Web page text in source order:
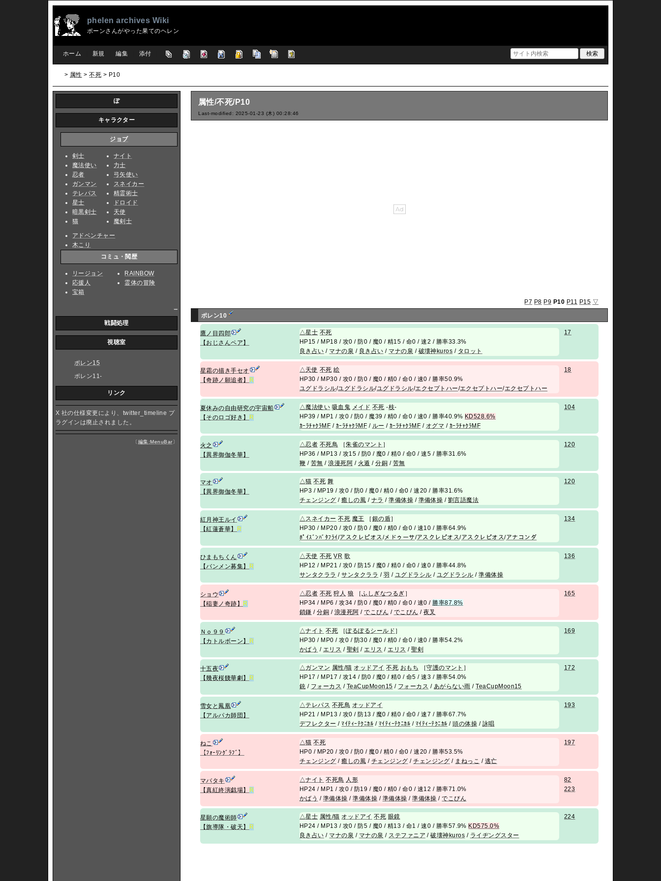
phelen archives Wiki
ポーンさんがやった果てのヘレン
ホーム 新規 編集 添付
> 属性 >不死 > P10
属性/不死/P10
Last-modified: 2025-01-23 (木) 00:28:46
P7 P8 P9 P10 P11 P15 ▽
ポレン10
鷹ノ目四郎
【おじさんペア】
△星士 不死
HP15 / MP18 / 攻0 / 防0 / 魔0 / 精15 / 命0 / 速2 / 勝率33.3%
良き占い / マナの泉 / 良き占い / マナの泉 / 破壊神kuros / タロット
17
星霜の描き手セオ
【奇跡ノ願追者】
R
△天使 不死 絵
HP30 / MP30 / 攻0 / 防0 / 魔0 / 精0 / 命0 / 速0 / 勝率50.9%
ユグドラシル/ユグドラシル/ユグドラシル/エクセプトハー/エクセプトハー/エクセプトハー
18
夏休みの自由研究の宇宙船
【そのロゴ好き】 R
△魔法使い 吸血鬼 メイド 不死 -枝-
HP39 / MP1 / 攻0 / 防0 / 魔39 / 精0 / 命0 / 速0 / 勝率40.9% KD528.6%
ｶｰﾗﾁｬｸﾗMF / ｶｰﾗﾁｬｸﾗMF / ルー / ｶｰﾗﾁｬｸﾗMF / オグマ / ｶｰﾗﾁｬｸﾗMF
104
火之
【異界御伽冬華】
△忍者 不死鳥 ［朱雀のマント ］
HP36 / MP13 / 攻15 / 防0 / 魔0 / 精0 / 命0 / 速5 / 勝率31.6%
鞭 / 苦無 /浪漫死阿 / 火遁 /分銅 / 苦無
120
マオ
【異界御伽冬華】
△猫 不死 舞
HP3 / MP19 / 攻0 / 防0 / 魔0 / 精0 / 命0 / 速20 / 勝率31.6%
チェンジング /癒しの風 / ナラ /準備体操 / 準備体操 / 劉言語魔法
120
紅月神王ルイ
【紅蓮蒼華】
R
△スネイカー 不死 魔王 ［ 銀の盾］
HP30 / MP20 / 攻0 / 防0 / 魔0 / 精0 / 命0 / 速10 / 勝率64.9%
ﾎﾟｲｽﾞﾝﾊﾞﾀﾌﾗｲ/アスクレピオス/メドゥーサ/アスクレピオス/アスクレピオス/アナコンダ
134
ひまもちくん
【バンメン募集】
R
△天使 不死 VR 歌
HP12 / MP21 / 攻0 / 防15 / 魔0 / 精0 / 命0 / 速0 / 勝率44.8%
サンタクララ /サンタクララ / 羽 / ユグドラシル / ユグドラシル /準備体操
136
ショウ
【稲妻ノ奇跡】 R
△忍者 不死 狩人 狼 ［ふしぎなつるぎ ］
HP34 / MP6 / 攻34 / 防0 / 魔0 / 精0 / 命0 / 速0 / 勝率87.8%
鎖鎌 /分銅 / 浪漫死阿 /でこぴん / でこぴん / 夜叉
165
Ｎｏ９９
【カトルボーン】 R
△ナイト 不死 ［ぽるぽるシールド ］
HP30 / MP0 / 攻0 / 防30 / 魔0 / 精0 / 命0 / 速0 / 勝率54.2%
かばう / エリス / 聖剣 / エリス / エリス /聖剣
169
十五夜
【幾夜桜餞華劇】
R
△ガンマン 属性/猫 オッドアイ 不死 おもち ［守護のマント ］
HP17 / MP17 / 攻14 / 防0 / 魔0 / 精0 / 命5 / 速3 / 勝率54.0%
銃 / フォーカス / TeaCupMoon15 / フォーカス / あがらない雨 /TeaCupMoon15
172
雪女と鳳凰
【アルパカ師団】
△テレパス 不死鳥 オッドアイ
HP21 / MP13 / 攻0 / 防13 / 魔0 / 精0 / 命0 / 速7 / 勝率67.7%
デフレクター /ﾏｲﾃｨｰﾃｸﾆｶﾙ / ﾏｲﾃｨｰﾃｸﾆｶﾙ / ﾏｲﾃｨｰﾃｸﾆｶﾙ /頭の体操 / 詠唱
193
ねこ
【ﾌｫｰﾘﾝｸﾞﾗﾌﾞ】
△猫 不死
HP0 / MP20 / 攻0 / 防0 / 魔0 / 精0 / 命0 / 速20 / 勝率53.5%
チェンジング /癒しの風 / チェンジング /チェンジング / まねっこ / 逃亡
197
マバタキ
【真紅終演戯場】 R
△ナイト 不死鳥 人形
HP24 / MP1 / 攻0 / 防19 / 魔0 / 精0 / 命0 / 速12 / 勝率71.0%
かばう / 準備体操 /準備体操 / 準備体操 /準備体操 /でこぴん
82
223
星願の魔術師
【旗導隊・破天】
R
△星士 属性/猫 オッドアイ 不死 眼鏡
HP24 / MP13 / 攻0 / 防5 / 魔0 / 精13 / 命1 / 速0 / 勝率57.9% KD575.0%
良き占い / マナの泉 / マナの泉 / ステファニア /破壊神kuros / ライヂングスター
224
ぽ
キャラクター
ジョブ
剣士
魔法使い
忍者
ガンマン
テレパス
星士
暗黒剣士
猫
ナイト
力士
弓矢使い
スネイカー
精霊術士
ドロイド
天使
魔剣士
アドベンチャー
木こり
コミュ・閲歴
リージョン
応援人
宝箱
RAINBOW
霊体の冒険
戦闘処理
視聴室
ポレン15
ポレン11-
リンク
X 社の仕様変更により、twitter_timeline プ
ラグインは廃止されました。
〔編集:MenuBar〕